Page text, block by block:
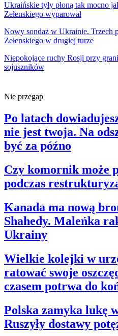
Ukraińskie tyły płoną tak mocno
Zełenskiego wyparował
Nowy sondaż w Ukrainie. Trzech
Zełenskiego w drugiej turze
Niepokojące ruchy Rosji przy
sojuszników
Nie przegap
Po latach
nie jest twoja. Na
być za późno
Czy komornik może
podczas
Kanada ma nową
Shahedy. Maleńka
Ukrainy
Wielkie kolejki w
ratować swoje
czasem potrwa do
Polska zamyka lukę
Ruszyły dostawy